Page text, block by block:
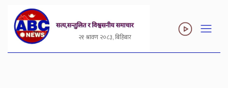
२१ श्रावण २०८३, बिहिबार